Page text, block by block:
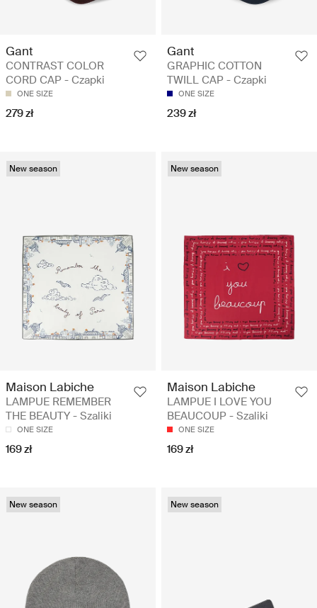
Gant
CONTRAST COLOR
CORD CAP - Czapki
ONE SIZE
279 zł
Gant
GRAPHIC COTTON
TWILL CAP - Czapki
ONE SIZE
239 zł
New season
Maison Labiche
LAMPUE REMEMBER
THE BEAUTY - Szaliki
ONE SIZE
169 zł
New season
Maison Labiche
LAMPUE I LOVE YOU
BEAUCOUP - Szaliki
ONE SIZE
169 zł
New season New season